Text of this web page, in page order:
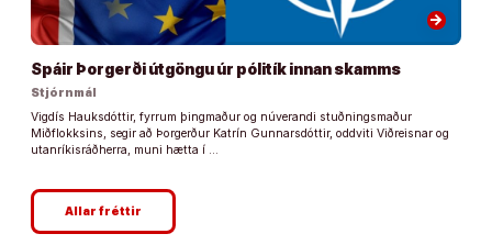
arrow_forward
Spáir Þorgerði útgöngu úr pólitík innan skamms
Stjórnmál
Vigdís Hauksdóttir, fyrrum þingmaður og núverandi stuðningsmaður
Miðflokksins, segir að Þorgerður Katrín Gunnarsdóttir, oddviti Viðreisnar og
utanríkisráðherra, muni hætta í …
Allar fréttir